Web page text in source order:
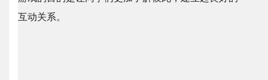
互动关系。